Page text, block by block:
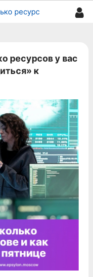
Когнитивный кэш: сколько ресурсов у вас в голове и как не «разрядиться» к пятнице
ресурсов у вас
к